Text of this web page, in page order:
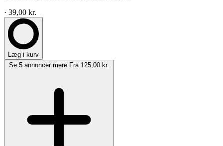
· 39,00 kr.
Læg i kurv
Se 5 annoncer mere Fra 125,00 kr.